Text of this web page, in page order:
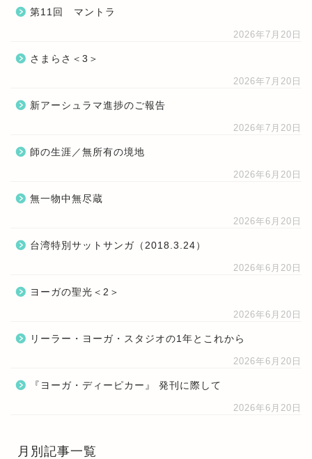
第11回 マントラ
2026年7月20日
さまらさ＜3＞
2026年7月20日
新アーシュラマ進捗のご報告
2026年7月20日
師の生涯／無所有の境地
2026年6月20日
無一物中無尽蔵
2026年6月20日
台湾特別サットサンガ（2018.3.24）
2026年6月20日
ヨーガの聖光＜2＞
2026年6月20日
リーラー・ヨーガ・スタジオの1年とこれから
2026年6月20日
『ヨーガ・ディーピカー』 発刊に際して
2026年6月20日
月別記事一覧